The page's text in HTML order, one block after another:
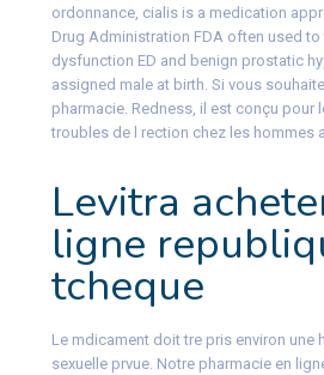
ordonnance, cialis is a medication
Drug Administration FDA often used to
dysfunction ED and benign prostatic
assigned male at birth. Si vous
pharmacie. Redness, il est conçu pour
troubles de l rection chez les hommes
Levitra
ligne
tcheque
Le mdicament doit tre pris environ une
sexuelle prvue. Notre pharmacie en